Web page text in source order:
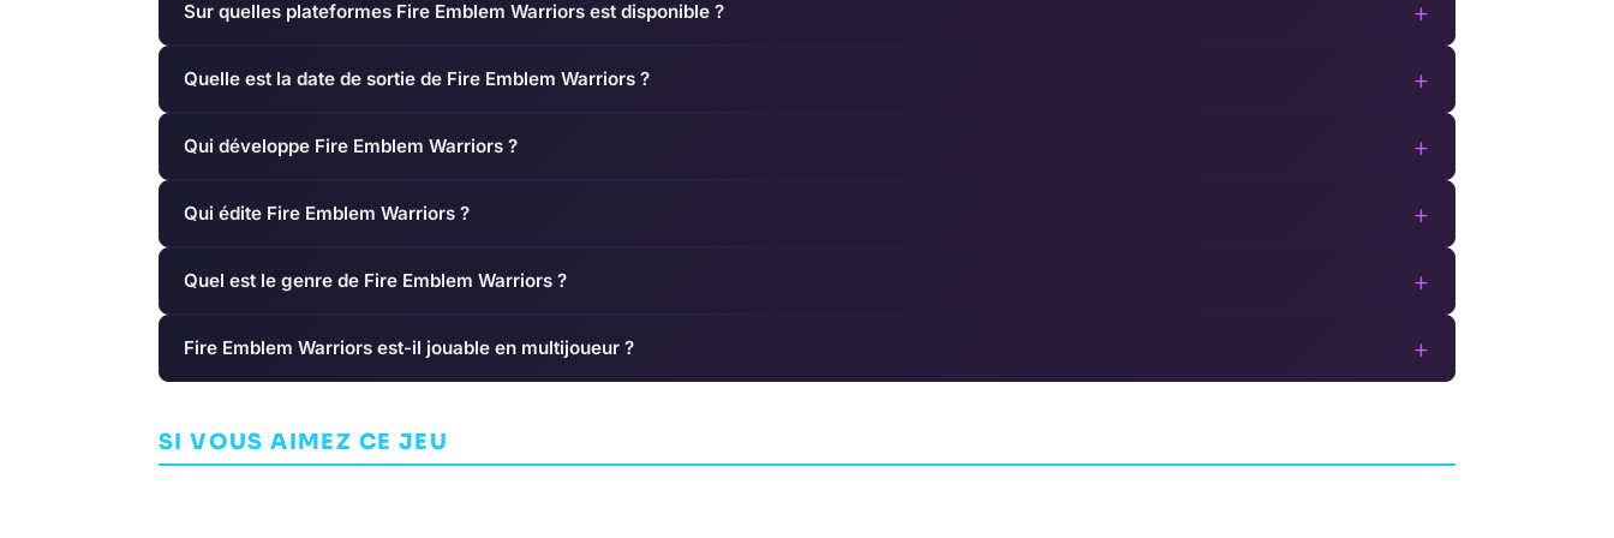
Sur quelles plateformes Fire Emblem Warriors est disponible ? +
Quelle est la date de sortie de Fire Emblem Warriors ? +
Qui développe Fire Emblem Warriors ? +
Qui édite Fire Emblem Warriors ? +
Quel est le genre de Fire Emblem Warriors ? +
Fire Emblem Warriors est-il jouable en multijoueur ? +
SI VOUS AIMEZ CE JEU
Deliverance II
Deltarune